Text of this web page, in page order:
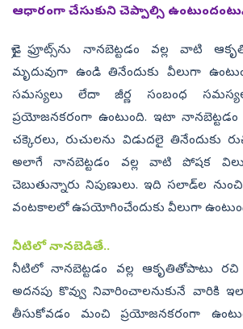
ఆధారంగా చేసుకుని చెప్పాల్సి
డ్రై ఫ్రూట్స్‌ను నానబెట్టడం వల్ల వాటి
మృదువుగా ఉండి తినేందుకు వీలుగా
సమస్యలు లేదా జీర్ణ సంబంధ
ప్రయోజనకరంగా ఉంటుంది. ఇటా
చక్కెరలు, రుచులను విడుదలై
అలాగే నానబెట్టడం వల్ల వాటి పోషక
చెబుతున్నారు నిపుణులు. ఇది సలాడ్‌ల
వంటకాలలో ఉపయోగించేందుకు వీలుగా
నీటిలో నానబెడితే..
నీటిలో నానబెట్టడం వల్ల ఆకృతితోపాటు రచి
అదనపు కొవ్వు నివారించాలనుకునే వారికి
తీసుకోవడం మంచి ప్రయోజనకరంగా